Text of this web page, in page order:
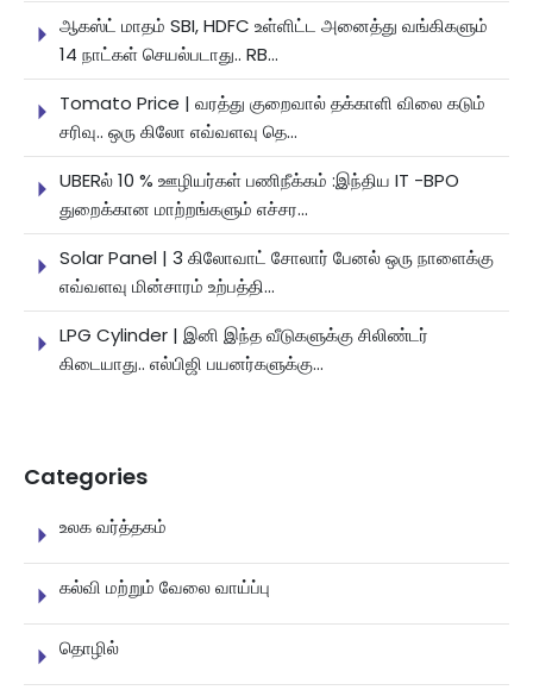
ஆகஸ்ட் மாதம் SBI, HDFC உள்ளிட்ட அனைத்து வங்கிகளும்
14 நாட்கள் செயல்படாது.. RB...
Tomato Price | வரத்து குறைவால் தக்காளி விலை கடும்
சரிவு.. ஒரு கிலோ எவ்வளவு தெ...
UBERல் 10 % ஊழியர்கள் பணிநீக்கம் :இந்திய IT -BPO
துறைக்கான மாற்றங்களும் எச்சர...
Solar Panel | 3 கிலோவாட் சோலார் பேனல் ஒரு நாளைக்கு
எவ்வளவு மின்சாரம் உற்பத்தி...
LPG Cylinder | இனி இந்த வீடுகளுக்கு சிலிண்டர்
கிடையாது.. எல்பிஜி பயனர்களுக்கு...
Categories
உலக வர்த்தகம்
கல்வி மற்றும் வேலை வாய்ப்பு
தொழில்